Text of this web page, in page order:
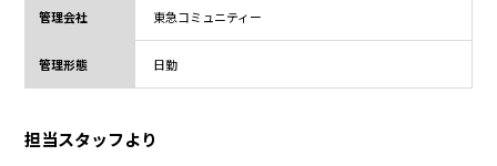
管理会社 東急コミュニティー
管理形態 日勤
担当スタッフより